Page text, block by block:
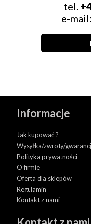
tel.
e-mail:
Informacje
Jak kupować ?
Wysyłka/zwroty/
Polityka prywatności
O firmie
Oferta dla sklepów
Regulamin
Kontakt z nami